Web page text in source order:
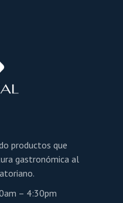
productos que
gastronómica al
– 4:30pm